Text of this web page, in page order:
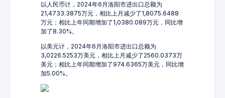
以人民币计，2024年6月洛阳市进出口总额为
21,4733.3875万元，相比上月减少了1,8075.6488
万元；相比上年同期增加了1,0380.089万元，同比增
加了8.30%。
以美元计，2024年6月洛阳市进出口总额为
3,0226.5253万美元，相比上月减少了2560.0373万
美元；相比上年同期增加了974.6365万美元，同比增
加5.00%。